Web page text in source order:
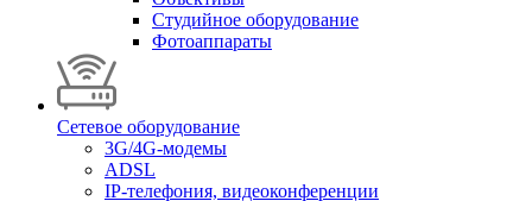
Студийное оборудование
Фотоаппараты
Сетевое оборудование
3G/4G-модемы
ADSL
IP-телефония, видеоконференции